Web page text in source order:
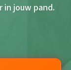
jouw pand.